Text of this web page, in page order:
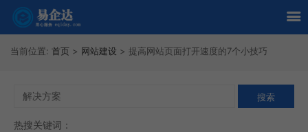
当前位置: 首页 > 网站建设 > 提高网站页面打开速度的7个小技巧
热搜关键词：